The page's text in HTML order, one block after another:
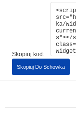
Skopiuj kod:
Skopiuj Do Schowka